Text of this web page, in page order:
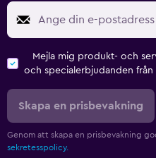
Höga barnstolar
Sovrum
Extra långa sängar (> 2
Klädhängare
Garderob eller klädkammare
Mejla mig produkt- och
och specialerbjudanden
Skapa en prisbevakning
Genom att skapa en prisbevakning
sekretesspolicy.